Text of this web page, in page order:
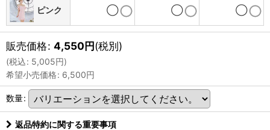
ピンク ◯ ◯ ◯
販売価格: 4,550円(税別)
(税込: 5,005円)
希望小売価格: 6,500円
数量:
返品特約に関する重要事項